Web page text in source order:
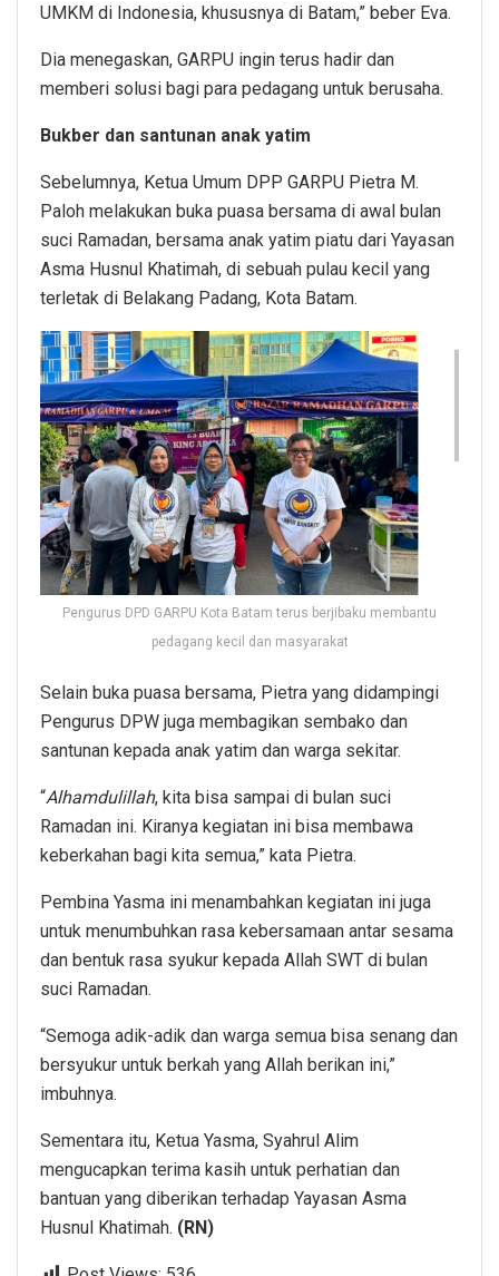
UMKM di Indonesia, khususnya di Batam,” beber Eva.
Dia menegaskan, GARPU ingin terus hadir dan
memberi solusi bagi para pedagang untuk berusaha.
Bukber dan santunan anak yatim
Sebelumnya, Ketua Umum DPP GARPU Pietra M.
Paloh melakukan buka puasa bersama di awal bulan
suci Ramadan, bersama anak yatim piatu dari Yayasan
Asma Husnul Khatimah, di sebuah pulau kecil yang
terletak di Belakang Padang, Kota Batam.
Pengurus DPD GARPU Kota Batam terus berjibaku membantu
pedagang kecil dan masyarakat
Selain buka puasa bersama, Pietra yang didampingi
Pengurus DPW juga membagikan sembako dan
santunan kepada anak yatim dan warga sekitar.
“Alhamdulillah, kita bisa sampai di bulan suci
Ramadan ini. Kiranya kegiatan ini bisa membawa
keberkahan bagi kita semua,” kata Pietra.
Pembina Yasma ini menambahkan kegiatan ini juga
untuk menumbuhkan rasa kebersamaan antar sesama
dan bentuk rasa syukur kepada Allah SWT di bulan
suci Ramadan.
“Semoga adik-adik dan warga semua bisa senang dan
bersyukur untuk berkah yang Allah berikan ini,”
imbuhnya.
Sementara itu, Ketua Yasma, Syahrul Alim
mengucapkan terima kasih untuk perhatian dan
bantuan yang diberikan terhadap Yayasan Asma
Husnul Khatimah. (RN)